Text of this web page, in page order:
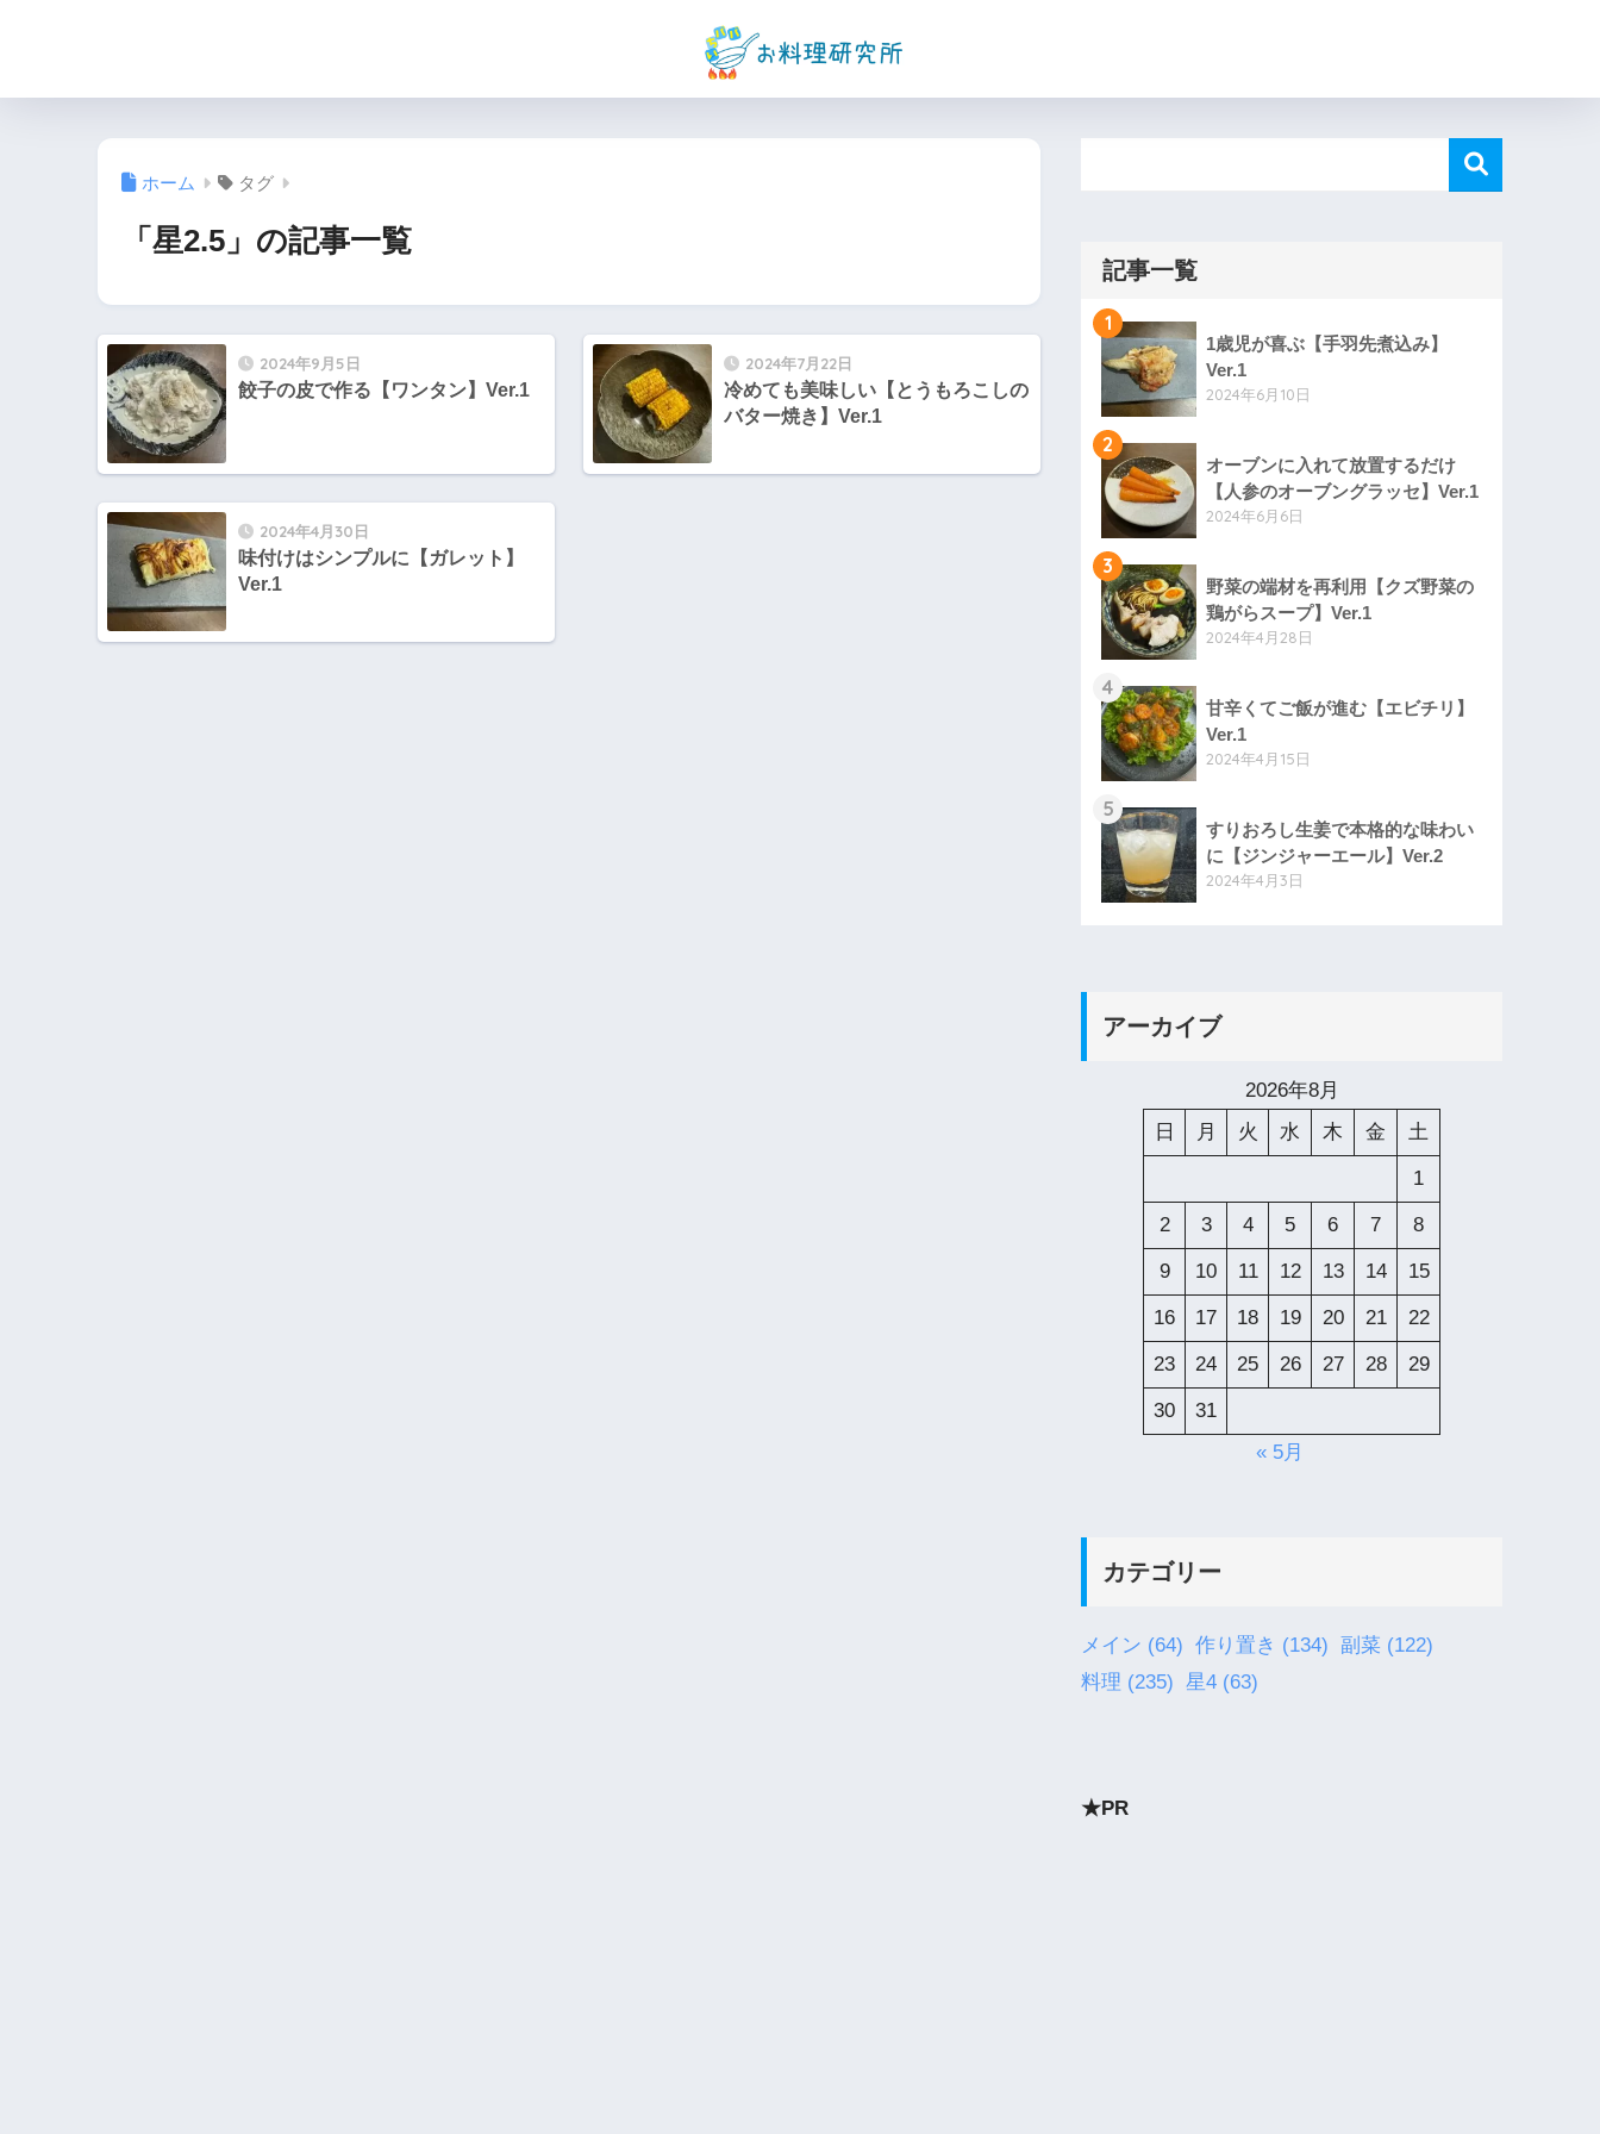
ホーム タグ
「星2.5」の記事一覧
2024年9月5日
餃子の皮で作る【ワンタン】Ver.1
2024年7月22日
冷めても美味しい【とうもろこしの
バター焼き】Ver.1
2024年4月30日
味付けはシンプルに【ガレット】
Ver.1
記事一覧
1
1歳児が喜ぶ【手羽先煮込み】
Ver.1
2024年6月10日
2
オーブンに入れて放置するだけ
【人参のオーブングラッセ】Ver.1
2024年6月6日
3
野菜の端材を再利用【クズ野菜の
鶏がらスープ】Ver.1
2024年4月28日
4
甘辛くてご飯が進む【エビチリ】
Ver.1
2024年4月15日
5
すりおろし生姜で本格的な味わい
に【ジンジャーエール】Ver.2
2024年4月3日
アーカイブ
2026年8月
日
月 火 水 木 金 土
1
2 3 4 5 6 7 8
9 10 11 12 13 14 15
16 17 18 19 20 21 22
23 24 25 26 27 28 29
30
31
« 5月
カテゴリー
メイン (64) 作り置き (134) 副菜 (122)
料理 (235) 星4 (63)
★PR